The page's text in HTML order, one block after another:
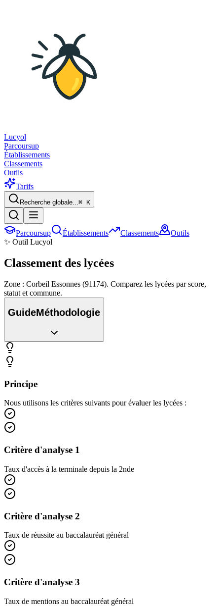
Lucyol
Parcoursup
Établissements
Classements
Outils
Tarifs
Recherche globale...⌘ K
Parcoursup Établissements Classements
Outils
✨ Outil Lucyol
Classement des lycées
Zone : Corbeil Essonnes (91174). Comparez les lycées par score,
statut et commune.
GuideMéthodologie
Principe
Nous utilisons les critères suivants pour évaluer les lycées :
Critère d'analyse 1
Taux d'accès à la terminale depuis la 2nde
Critère d'analyse 2
Taux de réussite au baccalauréat général
Critère d'analyse 3
Taux de mentions au baccalauréat général